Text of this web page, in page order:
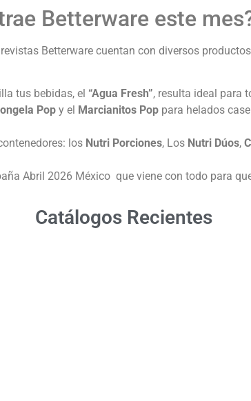
Betterware este
Betterware cuentan con diversos
tus bebidas, el “Agua Fresh”, resulta ideal para
Pop y el Marcianitos Pop para helados
los Nutri Porciones, Los Nutri Dúos,
Abril 2026 México que viene con todo para
Catálogos Recientes